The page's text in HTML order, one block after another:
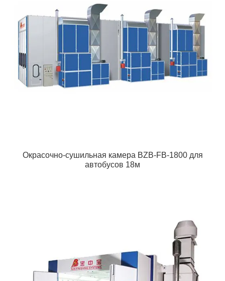
Окрасочно-сушильная камера BZB-FB-1800 для
автобусов 18м